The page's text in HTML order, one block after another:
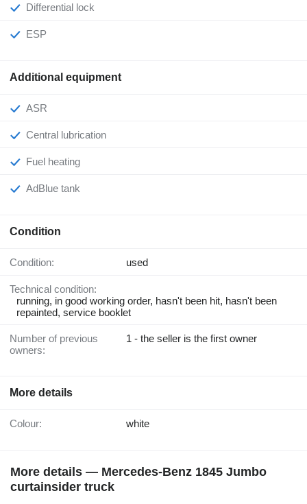
Differential lock
ESP
Additional equipment
ASR
Central lubrication
Fuel heating
AdBlue tank
Condition
Condition: used
Technical condition:
running, in good working order, hasn't been hit, hasn't been
repainted, service booklet
Number of previous
owners:
1 - the seller is the first owner
More details
Colour: white
More details — Mercedes-Benz 1845 Jumbo
curtainsider truck